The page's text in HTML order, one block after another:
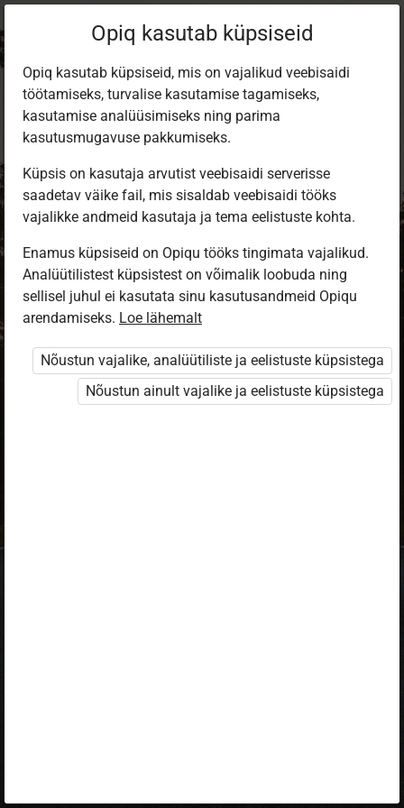
Sisene Opiqusse
Vali, kuidas end tuvastada
eKool
Stuudium
Opiq
HarID
Opiq kasutab küpsiseid
Opiq kasutab küpsiseid, mis on vajalikud veebisaidi
töötamiseks, turvalise kasutamise tagamiseks,
kasutamise analüüsimiseks ning parima
kasutusmugavuse pakkumiseks.
Küpsis on kasutaja arvutist veebisaidi serverisse
saadetav väike fail, mis sisaldab veebisaidi tööks
vajalikke andmeid kasutaja ja tema eelistuste kohta.
Enamus küpsiseid on Opiqu tööks tingimata vajalikud.
Analüütilistest küpsistest on võimalik loobuda ning
sellisel juhul ei kasutata sinu kasutusandmeid Opiqu
arendamiseks. Loe lähemalt
Nõustun vajalike, analüütiliste ja eelistuste küpsistega
Nõustun ainult vajalike ja eelistuste küpsistega